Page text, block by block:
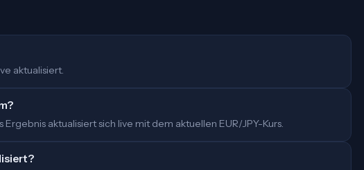
aktualisiert.
aktualisiert sich live mit dem aktuellen EUR/JPY-Kurs.